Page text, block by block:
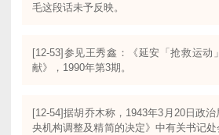
毛这段话未予反映。
[12-53]参见王秀鑫：《延安「抢救运动
献》，1990年第3期。
[12-54]据胡乔木称，1943年3月20日政
央机构调整及精简的决定》中有关书记